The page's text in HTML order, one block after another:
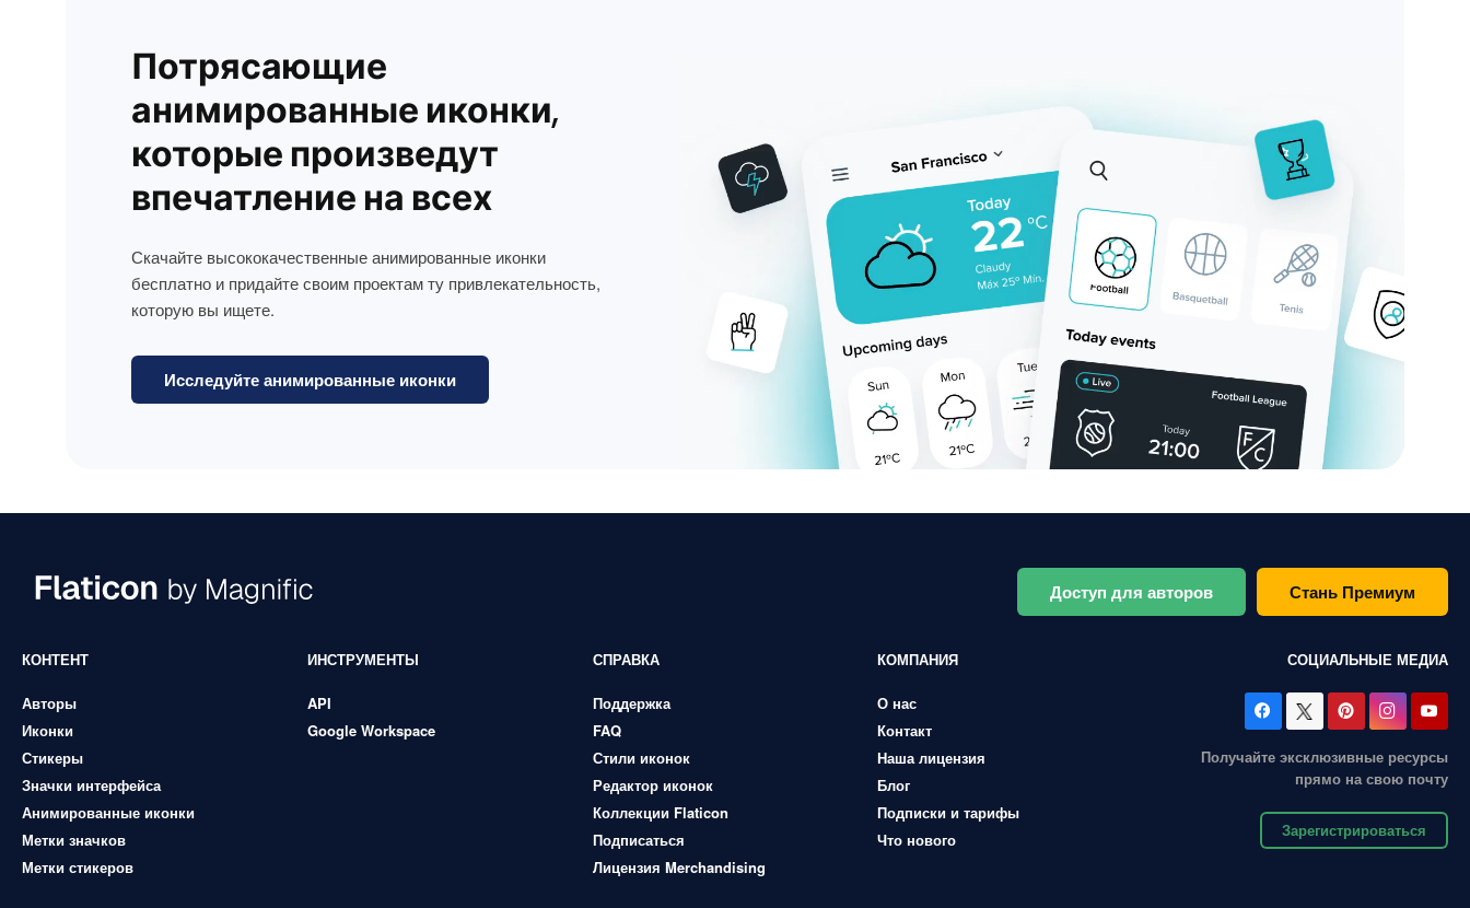
Потрясающие
анимированные иконки,
которые произведут
впечатление на всех
Скачайте высококачественные анимированные иконки
бесплатно и придайте своим проектам ту привлекательность,
которую вы ищете.
Исследуйте анимированные иконки
Доступ для авторов Стань Премиум
КОНТЕНТ
Авторы
Иконки
Стикеры
Значки интерфейса
Анимированные иконки
Метки значков
Метки стикеров
ИНСТРУМЕНТЫ
API
Google Workspace
СПРАВКА
Поддержка
FAQ
Стили иконок
Редактор иконок
Коллекции Flaticon
Подписаться
Лицензия Merchandising
КОМПАНИЯ
О нас
Контакт
Наша лицензия
Блог
Подписки и тарифы
Что нового
СОЦИАЛЬНЫЕ МЕДИА
Получайте эксклюзивные ресурсы
прямо на свою почту
Зарегистрироваться